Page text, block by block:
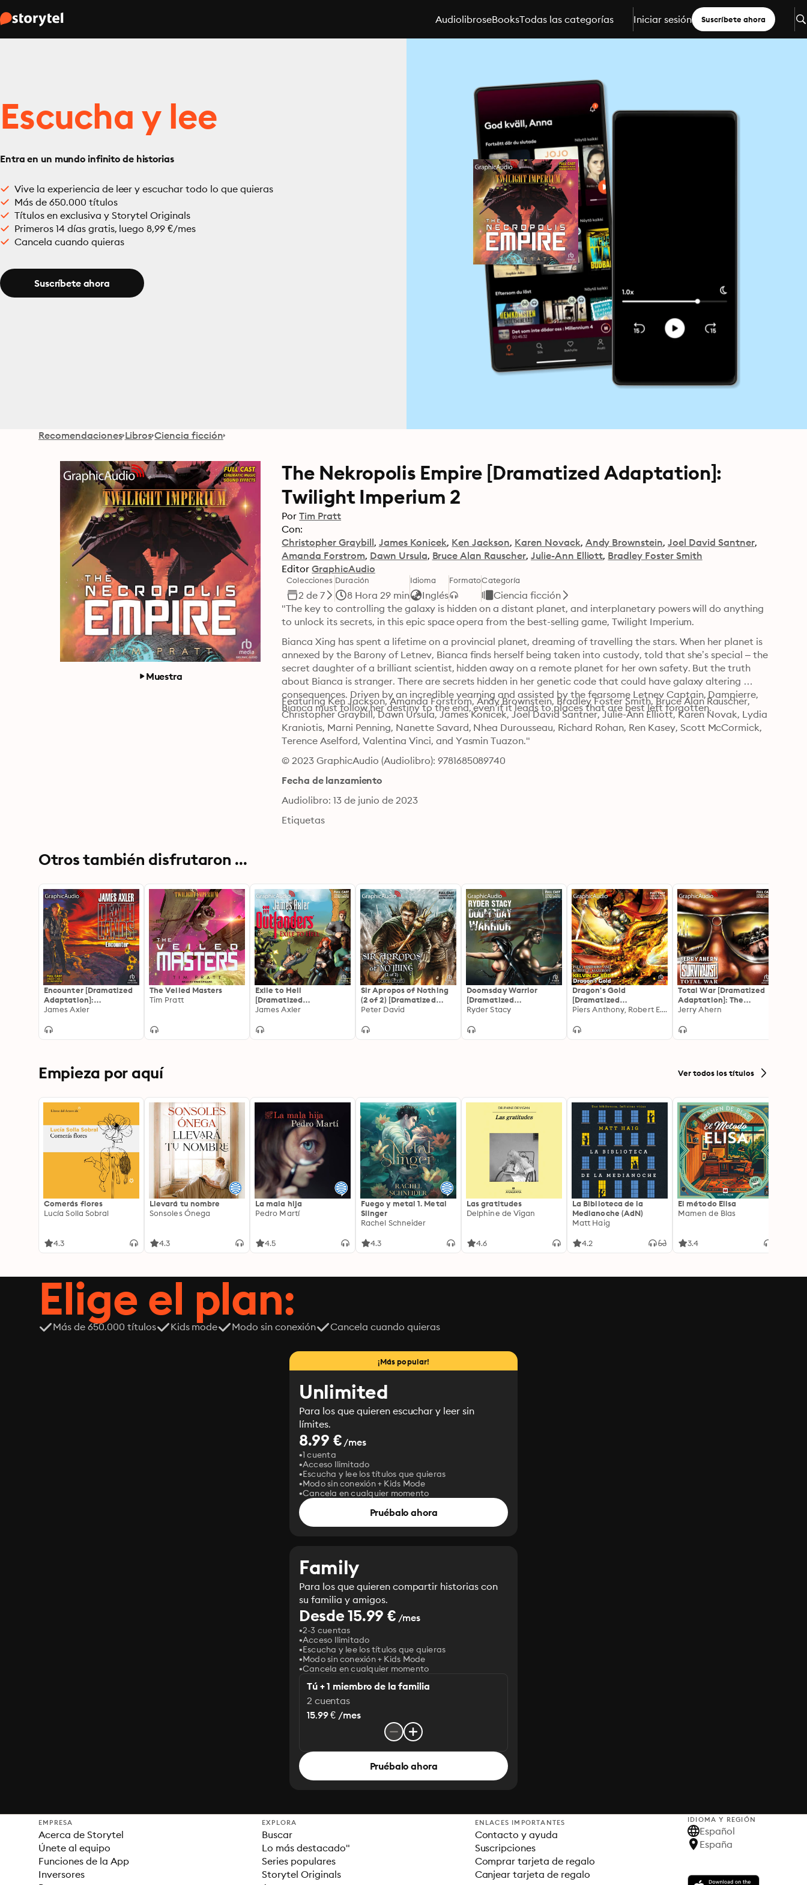
AudiolibroseBooksTodas las categorías Iniciar sesión Suscríbete ahora
Escucha y lee
Entra en un mundo infinito de historias
Vive la experiencia de leer y escuchar todo lo que quieras
Más de 650.000 títulos
Títulos en exclusiva y Storytel Originals
Primeros 14 días gratis, luego 8,99 €/mes
Cancela cuando quieras
Suscríbete ahora
Recomendaciones Libros Ciencia ficción
Muestra
The Nekropolis Empire [Dramatized Adaptation]:
Twilight Imperium 2
Por Tim Pratt
Con:
Christopher Graybill James Konicek Ken Jackson Karen Novack Andy Brownstein Joel David Santner
Amanda Forstrom Dawn Ursula Bruce Alan Rauscher Julie-Ann Elliott Bradley Foster Smith
Editor GraphicAudio
Colecciones
2 de 7
Duración
8 Hora 29 min
Idioma
Inglés
FormatoCategoría
Ciencia ficción
"The key to controlling the galaxy is hidden on a distant planet, and interplanetary powers will do anything
to unlock its secrets, in this epic space opera from the best-selling game, Twilight Imperium.
Bianca Xing has spent a lifetime on a provincial planet, dreaming of travelling the stars. When her planet is
annexed by the Barony of Letnev, Bianca finds herself being taken into custody, told that she’s special – the
secret daughter of a brilliant scientist, hidden away on a remote planet for her own safety. But the truth
about Bianca is stranger. There are secrets hidden in her genetic code that could have galaxy altering
consequences. Driven by an incredible yearning and assisted by the fearsome Letnev Captain, Dampierre,
Bianca must follow her destiny to the end, even if it leads to places that are best left forgotten.
Featuring Ken Jackson, Amanda Forstrom, Andy Brownstein, Bradley Foster Smith, Bruce Alan Rauscher,
Christopher Graybill, Dawn Ursula, James Konicek, Joel David Santner, Julie-Ann Elliott, Karen Novak, Lydia
Kraniotis, Marni Penning, Nanette Savard, Nhea Durousseau, Richard Rohan, Ren Kasey, Scott McCormick,
Terence Aselford, Valentina Vinci, and Yasmin Tuazon."
© 2023 GraphicAudio (Audiolibro): 9781685089740
Fecha de lanzamiento
Audiolibro: 13 de junio de 2023
Etiquetas
Otros también disfrutaron ...
Encounter [Dramatized
Adaptation]:
Deathlands
James Axler
The Veiled Masters
Tim Pratt
Exile to Hell
[Dramatized
Adaptation]:
James Axler
Sir Apropos of Nothing
(2 of 2) [Dramatized
Adaptation]: Sir
Peter David
Doomsday Warrior
[Dramatized
Adaptation]: Doomsday
Ryder Stacy
Dragon's Gold
[Dramatized
Adaptation]: Kelvin of Piers Anthony, Robert E. Margroff
Total War [Dramatized
Adaptation]: The
Survivalist 1
Jerry Ahern
Empieza por aquí Ver todos los títulos
Comerás flores
Lucía Solla Sobral
4.3
Llevará tu nombre
Sonsoles Ónega
4.3
La mala hija
Pedro Martí
4.5
Fuego y metal 1. Metal
Slinger
Rachel Schneider
4.3
Las gratitudes
Delphine de Vigan
4.6
La Biblioteca de la
Medianoche (AdN)
Matt Haig
4.2
El método Elisa
Mamen de Blas
3.4
Elige el plan:
Más de 650.000 títulos Kids mode Modo sin conexión Cancela cuando quieras
¡Más popular!
Unlimited
Para los que quieren escuchar y leer sin
límites.
8.99 €/mes
1 cuenta
Acceso Ilimitado
Escucha y lee los títulos que quieras
Modo sin conexión + Kids Mode
Cancela en cualquier momento
Pruébalo ahora
Family
Para los que quieren compartir historias con
su familia y amigos.
Desde 15.99 €/mes
2-3 cuentas
Acceso Ilimitado
Escucha y lee los títulos que quieras
Modo sin conexión + Kids Mode
Cancela en cualquier momento
Tú + 1 miembro de la familia
2 cuentas
15.99 € /mes
Pruébalo ahora
EMPRESA
Acerca de Storytel
Únete al equipo
Funciones de la App
Inversores
EXPLORA
Buscar
Lo más destacado"
Series populares
Storytel Originals
ENLACES IMPORTANTES
Contacto y ayuda
Suscripciones
Comprar tarjeta de regalo
Canjear tarjeta de regalo
IDIOMA Y REGIÓN
Español
España